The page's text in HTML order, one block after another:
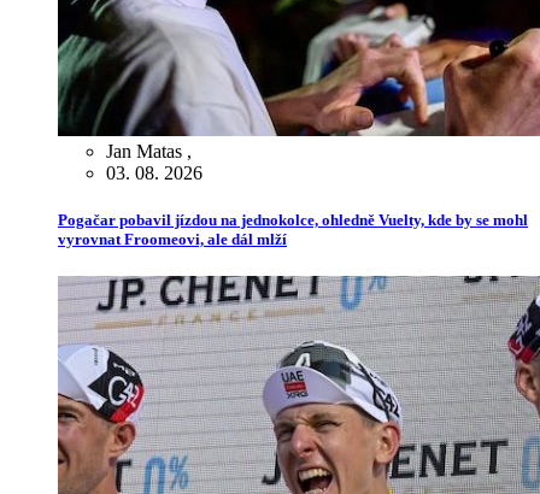
Jan Matas ,
03. 08. 2026
Pogačar pobavil jízdou na jednokolce, ohledně Vuelty, kde by se mohl
vyrovnat Froomeovi, ale dál mlží